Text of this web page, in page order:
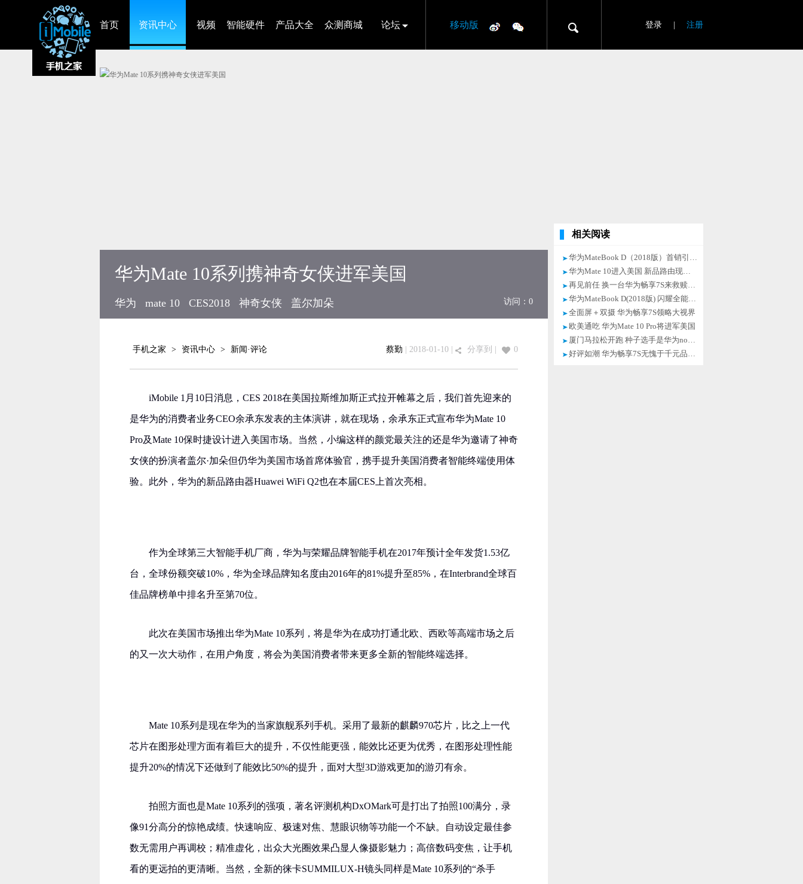
首页 资讯中心 视频 智能硬件 产品大全 众测商城 论坛 移动版 登录 注册
华为Mate 10系列携神奇女侠进军美国
华为 mate 10 CES2018 神奇女侠 盖尔加朵 访问： 0
手机之家 > 资讯中心 > 新闻·评论 蔡勤 | 2018-01-10 | 分享到 0
iMobile 1月10日消息，CES 2018在美国拉斯维加斯正式拉开帷幕之后，我们首先迎来的
是华为的消费者业务CEO余承东发表的主体演讲，就在现场，余承东正式宣布华为Mate 10
Pro及Mate 10保时捷设计进入美国市场。当然，小编这样的颜党最关注的还是华为邀请了神奇
女侠的扮演者盖尔·加朵但仍华为美国市场首席体验官，携手提升美国消费者智能终端使用体
验。此外，华为的新品路由器Huawei WiFi Q2也在本届CES上首次亮相。
作为全球第三大智能手机厂商，华为与荣耀品牌智能手机在2017年预计全年发货1.53亿
台，全球份额突破10%，华为全球品牌知名度由2016年的81%提升至85%，在Interbrand全球百
佳品牌榜单中排名升至第70位。
此次在美国市场推出华为Mate 10系列，将是华为在成功打通北欧、西欧等高端市场之后
的又一次大动作，在用户角度，将会为美国消费者带来更多全新的智能终端选择。
Mate 10系列是现在华为的当家旗舰系列手机。采用了最新的麒麟970芯片，比之上一代
芯片在图形处理方面有着巨大的提升，不仅性能更强，能效比还更为优秀，在图形处理性能
提升20%的情况下还做到了能效比50%的提升，面对大型3D游戏更加的游刃有余。
拍照方面也是Mate 10系列的强项，著名评测机构DxOMark可是打出了拍照100满分，录
像91分高分的惊艳成绩。快速响应、极速对焦、慧眼识物等功能一个不缺。自动设定最佳参
数无需用户再调校；精准虚化，出众大光圈效果凸显人像摄影魅力；高倍数码变焦，让手机
看的更远拍的更清晰。当然，全新的徕卡SUMMILUX-H镜头同样是Mate 10系列的“杀手
相关阅读
华为MateBook D（2018版）首销引关注
华为Mate 10进入美国 新品路由现身CES
再见前任 换一台华为畅享7S来救赎青春
华为MateBook D(2018版) 闪耀全能之美
全面屏＋双摄 华为畅享7S领略大视界
欧美通吃 华为Mate 10 Pro将进军美国
厦门马拉松开跑 种子选手是华为nova2s
好评如潮 华为畅享7S无愧于千元品质机